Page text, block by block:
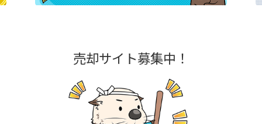
売却サイト募集中！